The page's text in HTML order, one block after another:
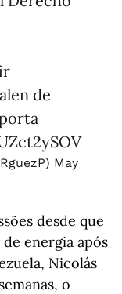
de
May
desde que
energia após
Nicolás
o